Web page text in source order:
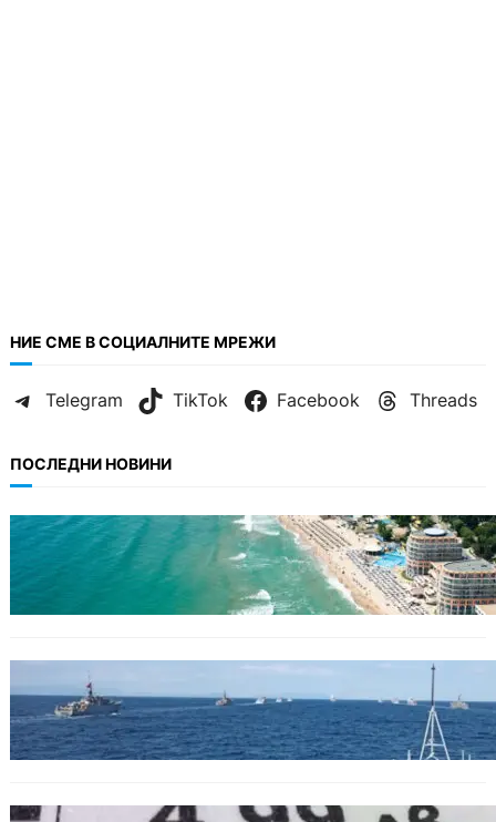
НИЕ СМЕ В СОЦИАЛНИТЕ МРЕЖИ
Telegram TikTok Facebook Threads
ПОСЛЕДНИ НОВИНИ
ИКОНОМИКА
Интерактивна карта показва всички водни
бази по Черноморието
Нов минен ловец за българския флот
пристига до края на годината
БЪЛГАРИЯ